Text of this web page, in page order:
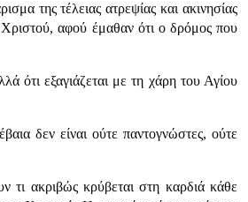
της τέλειας ατρεψίας και ακινησίας
αφού έμαθαν ότι ο δρόμος που
ότι εξαγιάζεται με τη χάρη του Αγίου
δεν είναι ούτε παντογνώστες, ούτε
τι ακριβώς κρύβεται στη καρδιά κάθε